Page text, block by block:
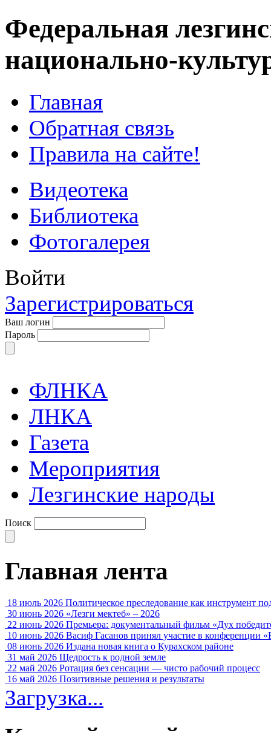
Федеральная
национально-
Главная
Обратная связь
Правила на сайте!
Видеотека
Библиотека
Фотогалерея
Войти
Зарегистрироваться
Ваш логин
Пароль
ФЛНКА
ЛНКА
Газета
Мероприятия
Лезгинские народы
Поиск
Главная лента
18 июль 2026 Политическое преследование как инструмент
30 июнь 2026 «Лезги мектеб» – 2026
22 июнь 2026 Премьера: документальный фильм «Дух
10 июнь 2026 Васиф Гасанов принял участие в конференции
08 июнь 2026 Издана новая книга о Курахском районе
31 май 2026 Щедрость к родной земле
22 май 2026 Ротация без сенсации — чисто рабочий процесс
16 май 2026 Позитивные решения и результаты
Загрузка...